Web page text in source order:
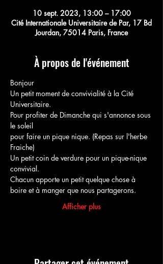
10 sept. 2023, 13:00 – 17:00
Cité Internationale Universitaire de Par, 17 Bd
Jourdan, 75014 Paris, France
À propos de l'événement
Bonjour
Un petit moment de convivialité à la Cité
Universitaire.
Pour profiter de Dimanche qui s'annonce sous
le soleil
pour faire un pique nique. (Repas sur l'herbe
Fraiche)
Un petit coin de verdure pour un pique-nique
convivial.
Chacun apporte un petit quelque chose à
boire et à manger que nous partagerons.
Afficher plus